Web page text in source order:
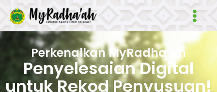
Main
Perkenalkan MyRadha’ah
Penyelesaian Digital
untuk Rekod Penyusuan!